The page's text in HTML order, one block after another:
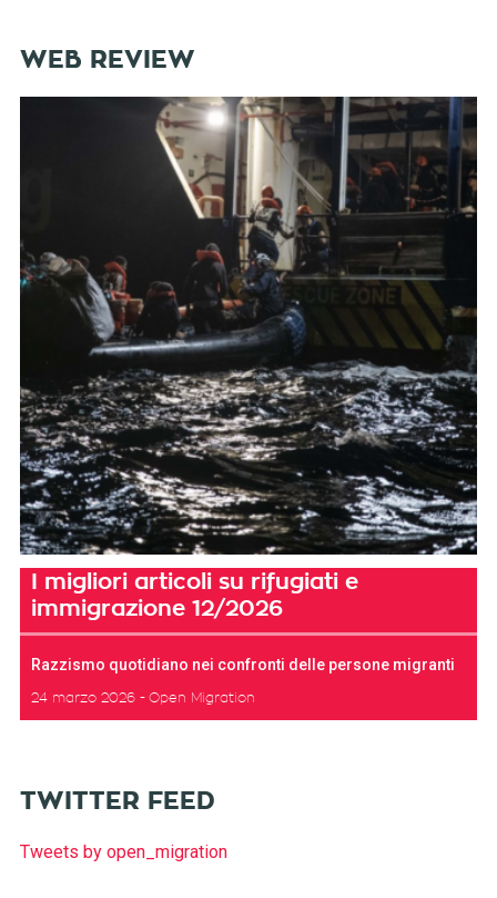
WEB REVIEW
I migliori articoli su rifugiati e
immigrazione 12/2026
Razzismo quotidiano nei confronti delle persone migranti
24 marzo 2026 Open Migration
TWITTER FEED
Tweets by open_migration